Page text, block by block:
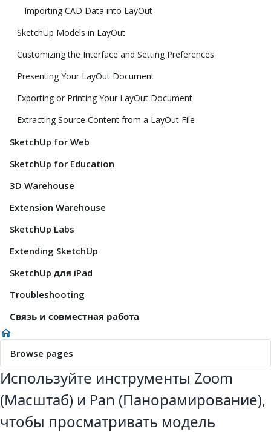
Importing CAD Data into LayOut
SketchUp Models in LayOut
Customizing the Interface and Setting Preferences
Presenting Your LayOut Document
Exporting or Printing Your LayOut Document
Extracting Source Content from a LayOut File
SketchUp for Web
SketchUp for Education
3D Warehouse
Extension Warehouse
SketchUp Labs
Extending SketchUp
SketchUp для iPad
Troubleshooting
Связь и совместная работа
Browse pages
Используйте инструменты Zoom
(Масштаб) и Pan (Панорамирование),
чтобы просматривать модель